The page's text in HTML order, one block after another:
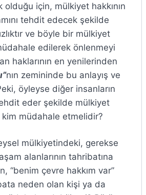
için, mülkiyet hakkının
tehdit edecek şekilde
ve böyle bir mülkiyet
edilerek önlenmeyi
haklarının en yenilerinden
nın zemininde bu anlayış ve
öyleyse diğer insanların
eder şekilde mülkiyet
kim müdahale etmelidir?
mülkiyetindeki, gerekse
alanlarının tahribatına
“benim çevre hakkım var”
neden olan kişi ya da